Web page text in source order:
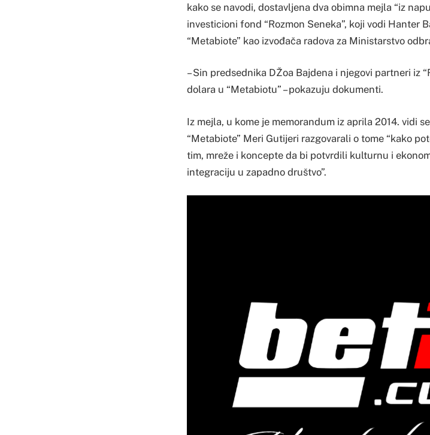
kako se navodi, dostavljena dva obimna mejla “iz
investicioni fond “Rozmon Seneka”, koji vodi Hanter
“Metabiote” kao izvođača radova za Ministarstvo
– Sin predsednika DŽoa Bajdena i njegovi partneri iz
dolara u “Metabiotu” – pokazuju dokumenti.
Iz mejla, u kome je memorandum iz aprila 2014. vidi
“Metabiote” Meri Gutijeri razgovarali o tome “kako
tim, mreže i koncepte da bi potvrdili kulturnu i
integraciju u zapadno društvo”.